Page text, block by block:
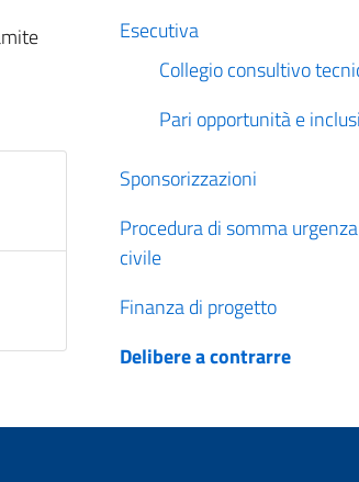
Esecutiva
Collegio consultivo
Pari opportunità e
Sponsorizzazioni
Procedura di somma
civile
Finanza di progetto
Delibere a contrarre